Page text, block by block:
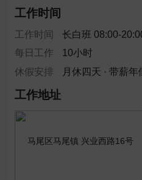
工作时间
工作时间
长白班 08:00-
每日工作
10小时
休假安排
月休四天 · 带薪年
工作地址
马尾区马尾镇 兴业西路16号